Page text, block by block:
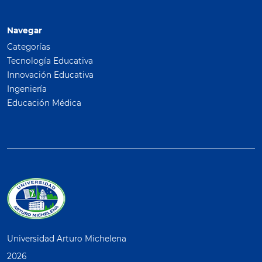
Navegar
Categorías
Tecnología Educativa
Innovación Educativa
Ingeniería
Educación Médica
Universidad Arturo Michelena
2026